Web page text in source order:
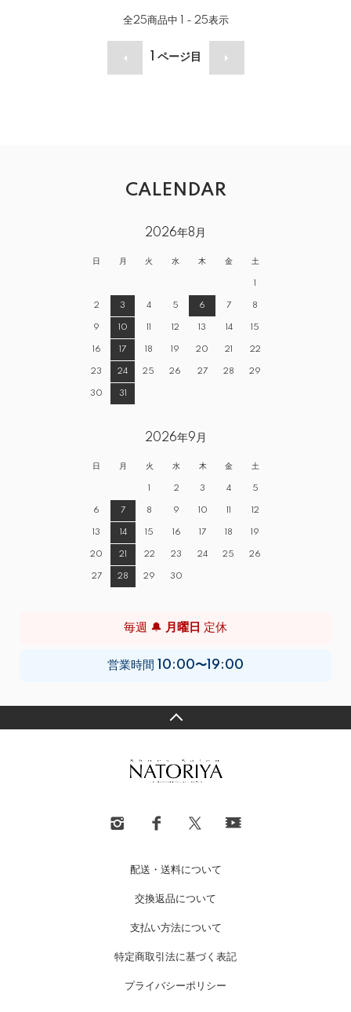
全25商品中 1 - 25表示
ページ目
CALENDAR
2026年8月
日 月 火 水 木 金 土
1
2 3 4 5 6 7 8
9 10 11 12 13 14 15
16 17 18 19 20 21 22
23 24 25 26 27 28 29
30 31
2026年9月
日 月 火 水 木 金 土
1 2 3 4 5
6 7 8 9 10 11 12
13 14 15 16 17 18 19
20 21 22 23 24 25 26
27 28 29 30
毎週 🔔 月曜日 定休
営業時間 10:00〜19:00
配送・送料について
交換返品について
支払い方法について
特定商取引法に基づく表記
プライバシーポリシー